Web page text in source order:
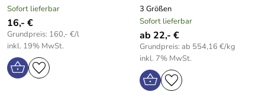
Sofort lieferbar
16,- €
Grundpreis: 160,- €/l
inkl. 19% MwSt.
3 Größen
Sofort lieferbar
ab 22,- €
Grundpreis: ab 554,16 €/kg
inkl. 7% MwSt.